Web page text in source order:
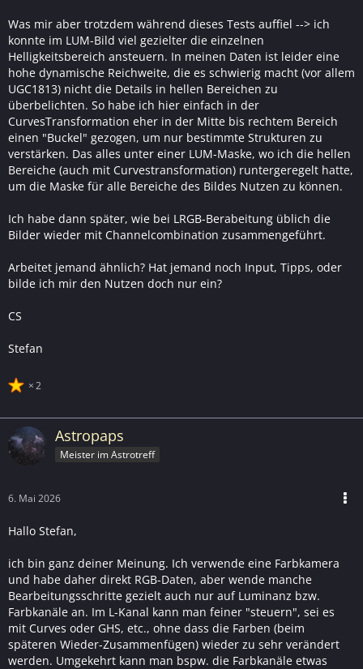
Was mir aber trotzdem während dieses Tests auffiel --> ich
konnte im LUM-Bild viel gezielter die einzelnen
Helligkeitsbereich ansteuern. In meinen Daten ist leider eine
hohe dynamische Reichweite, die es schwierig macht (vor allem
UGC1813) nicht die Details in hellen Bereichen zu
überbelichten. So habe ich hier einfach in der
CurvesTransformation eher in der Mitte bis rechtem Bereich
einen "Buckel" gezogen, um nur bestimmte Strukturen zu
verstärken. Das alles unter einer LUM-Maske, wo ich die hellen
Bereiche (auch mit Curvestransformation) runtergeregelt hatte,
um die Maske für alle Bereiche des Bildes Nutzen zu können.
Ich habe dann später, wie bei LRGB-Berabeitung üblich die
Bilder wieder mit Channelcombination zusammengeführt.
Arbeitet jemand ähnlich? Hat jemand noch Input, Tipps, oder
bilde ich mir den Nutzen doch nur ein?
CS
Stefan
2
Astropaps
Meister im Astrotreff
6. Mai 2026
Hallo Stefan,
ich bin ganz deiner Meinung. Ich verwende eine Farbkamera
und habe daher direkt RGB-Daten, aber wende manche
Bearbeitungsschritte gezielt auch nur auf Luminanz bzw.
Farbkanäle an. Im L-Kanal kann man feiner "steuern", sei es
mit Curves oder GHS, etc., ohne dass die Farben (beim
späteren Wieder-Zusammenfügen) wieder zu sehr verändert
werden. Umgekehrt kann man bspw. die Farbkanäle etwas